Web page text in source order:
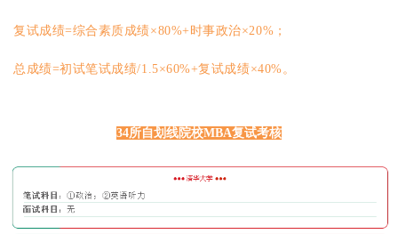
复试成绩=综合素质成绩×80%+时事政治×20%；
总成绩=初试笔试成绩/1.5×60%+复试成绩×40%。
34所自划线院校MBA复试考核